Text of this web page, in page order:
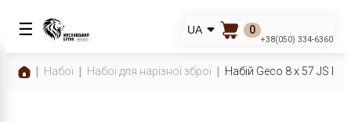
☰ UA 0
+38(050) 334-6360
Набої Набої для нарізної зброї Набій Geco 8 x 57 JS